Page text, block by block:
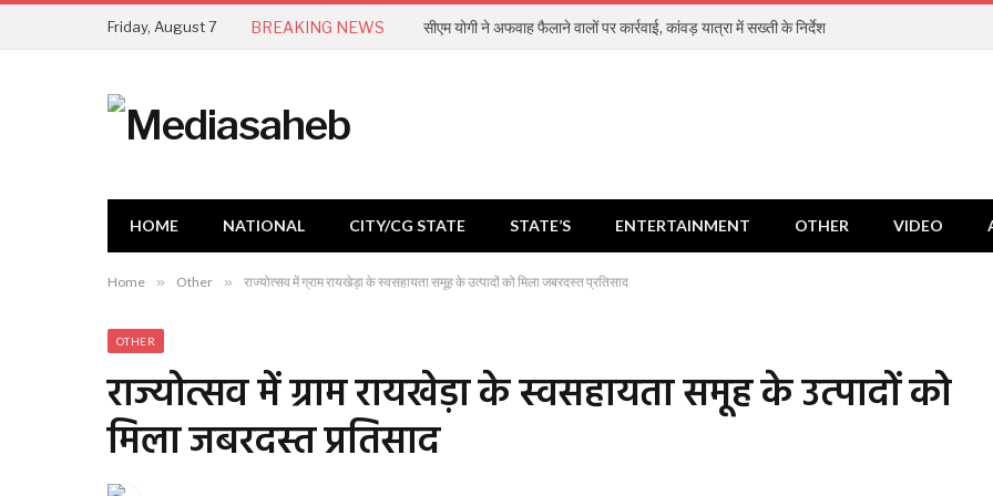
Friday, August 7 BREAKING NEWS सीएम योगी ने अफवाह फैलाने वालों पर कार्रवाई, कांवड़ यात्रा में सख्ती के निर्देश
HOME NATIONAL CITY/CG STATE STATE’S ENTERTAINMENT OTHER VIDEO
Home » Other » राज्योत्सव में ग्राम रायखेड़ा के स्वसहायता समूह के उत्पादों को मिला जबरदस्त प्रतिसाद
OTHER
राज्योत्सव में ग्राम रायखेड़ा के स्वसहायता समूह के उत्पादों को
मिला जबरदस्त प्रतिसाद